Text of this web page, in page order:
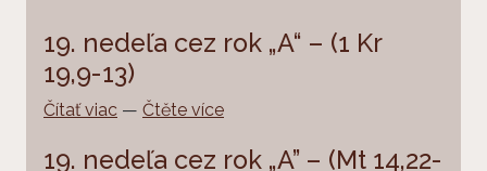
19. nedeľa cez rok „A“ – (1 Kr
19,9-13)
Čítať viac — Čtěte více
19. nedeľa cez rok „A” – (Mt 14,22-